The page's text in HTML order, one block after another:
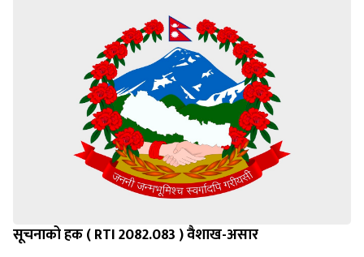
सूचनाको हक ( RTI 2082.083 ) वैशाख-असार